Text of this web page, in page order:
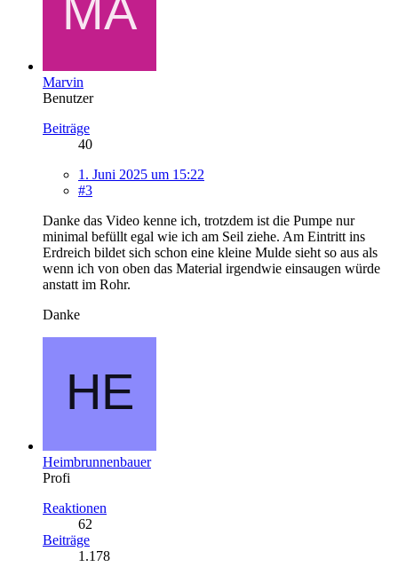
Marvin
Benutzer
Beiträge
40
1. Juni 2025 um 15:22
#3
Danke das Video kenne ich, trotzdem ist die Pumpe nur
minimal befüllt egal wie ich am Seil ziehe. Am Eintritt ins
Erdreich bildet sich schon eine kleine Mulde sieht so aus als
wenn ich von oben das Material irgendwie einsaugen würde
anstatt im Rohr.
Danke
Heimbrunnenbauer
Profi
Reaktionen
62
Beiträge
1.178